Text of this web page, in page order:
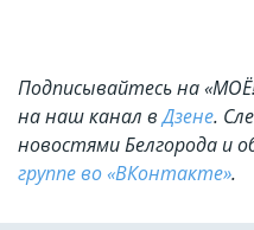
Подписывайтесь на
на наш канал вДзене.
новостями Белгорода и
группе во «ВКонтакте».